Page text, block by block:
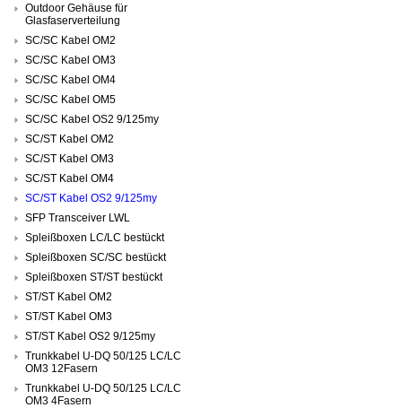
Outdoor Gehäuse für
Glasfaserverteilung
SC/SC Kabel OM2
SC/SC Kabel OM3
SC/SC Kabel OM4
SC/SC Kabel OM5
SC/SC Kabel OS2 9/125my
SC/ST Kabel OM2
SC/ST Kabel OM3
SC/ST Kabel OM4
SC/ST Kabel OS2 9/125my
SFP Transceiver LWL
Spleißboxen LC/LC bestückt
Spleißboxen SC/SC bestückt
Spleißboxen ST/ST bestückt
ST/ST Kabel OM2
ST/ST Kabel OM3
ST/ST Kabel OS2 9/125my
Trunkkabel U-DQ 50/125 LC/LC
OM3 12Fasern
Trunkkabel U-DQ 50/125 LC/LC
OM3 4Fasern